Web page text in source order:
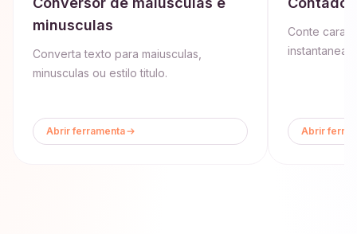
minusculas
Converta texto para maiusculas,
minusculas ou estilo titulo.
Abrir ferramenta
Conte
Abrir